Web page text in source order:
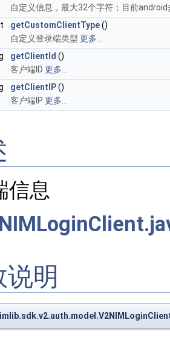
自定义信息，最大32个字符；目前
getCustomClientType()
自定义登录端类型 更多...
getClientId ()
客户端ID 更多...
getClientIP()
客户端IP 更多...
信息
明